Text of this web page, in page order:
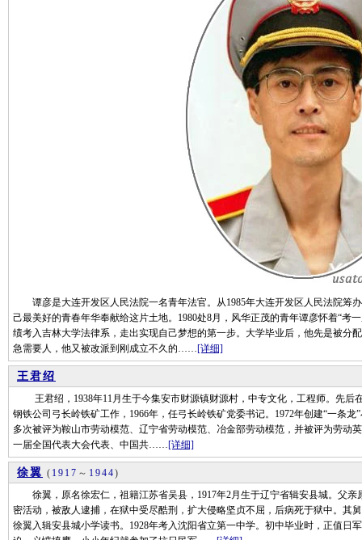
谭彦是大连开发区人民法院一名青年法官。从1985年大连开发区人民法院筹
己最美好的青春年华奉献给这片土地。1980处8月，风华正茂的青年谭彦怀着“考
绩考入吉林大学法律系，走出实现自己梦想的第一步。大学毕业后，他先是被分
急需要人，他又被改派到刚成立不久的……[详细]
王君绍
王君绍，1938年11月生于今集安市财源镇财源村，中专文化，工程师。先后
钢铁公司弓长岭铁矿工作，1966年，任弓长岭铁矿党委书记。1972年创建“一条
多次被评为鞍山市劳动模范、辽宁省劳动模范、冶金部劳动模范，并被评为劳动
一届全国代表大会代表、中国共……[详细]
徐翼 ( 1917 ～ 1944)
徐翼，原名徐宏仁，祖籍江苏省吴县，1917年2月生于辽宁省辑安县城。父亲
密活动，被敌人逮捕，在狱中受尽酷刑，扩大侵略坚贞不屈，后病死于狱中。其
徐翼入辑安县城小学读书。1928年考入沈阳省立第一中学。初中毕业时，正值日